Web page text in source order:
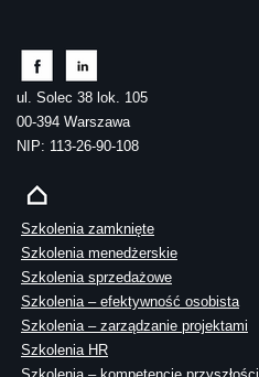
ul. Solec 38 lok. 105
00-394 Warszawa
NIP: 113-26-90-108
Szkolenia zamknięte
Szkolenia menedżerskie
Szkolenia sprzedażowe
Szkolenia – efektywność osobista
Szkolenia – zarządzanie projektami
Szkolenia HR